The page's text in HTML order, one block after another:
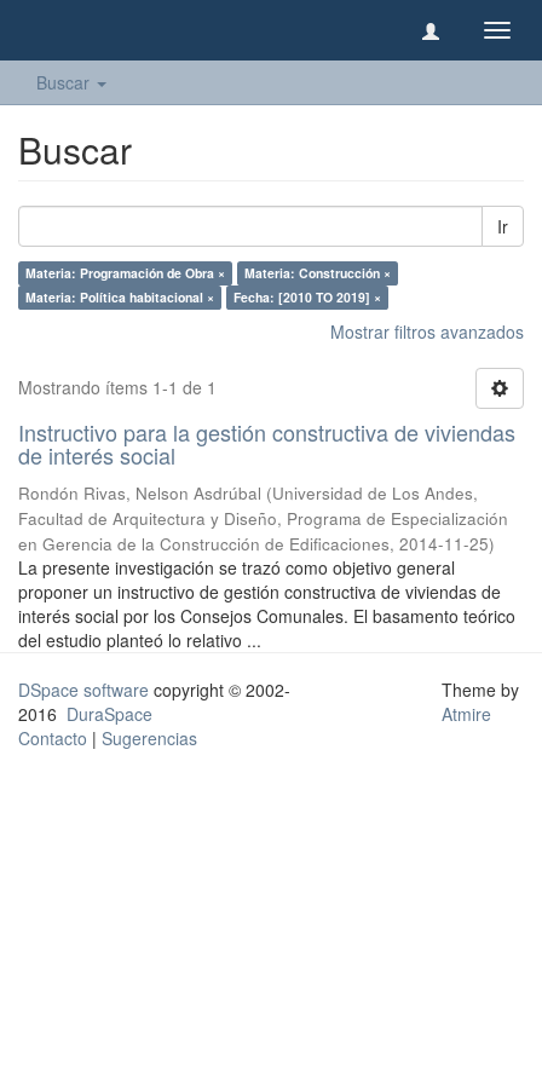
Buscar
Buscar
Ir
Materia: Programación de Obra ×
Materia: Construcción ×
Materia: Política habitacional ×
Fecha: [2010 TO 2019] ×
Mostrar filtros avanzados
Mostrando ítems 1-1 de 1
Instructivo para la gestión constructiva de viviendas
de interés social
Rondón Rivas, Nelson Asdrúbal (Universidad de Los Andes,
Facultad de Arquitectura y Diseño, Programa de Especialización
en Gerencia de la Construcción de Edificaciones, 2014-11-25)
La presente investigación se trazó como objetivo general
proponer un instructivo de gestión constructiva de viviendas de
interés social por los Consejos Comunales. El basamento teórico
del estudio planteó lo relativo ...
DSpace software copyright © 2002-
2016 DuraSpace
Contacto | Sugerencias
Theme by
Atmire